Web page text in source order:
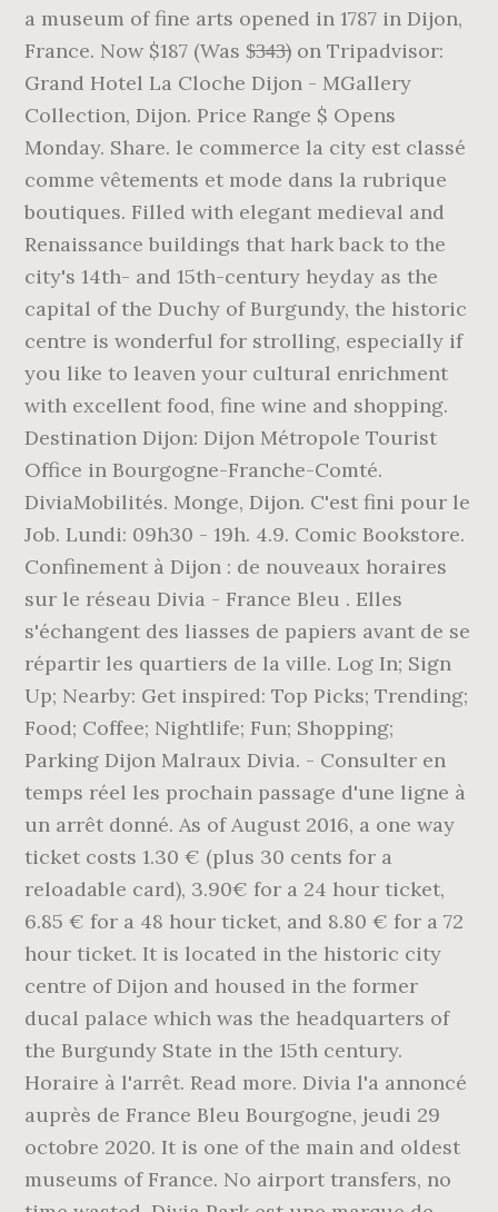
a museum of fine arts opened in 1787 in Dijon,
France. Now $187 (Was $̶3̶4̶3̶) on Tripadvisor:
Grand Hotel La Cloche Dijon - MGallery
Collection, Dijon. Price Range $ Opens
Monday. Share. le commerce la city est classé
comme vêtements et mode dans la rubrique
boutiques. Filled with elegant medieval and
Renaissance buildings that hark back to the
city's 14th- and 15th-century heyday as the
capital of the Duchy of Burgundy, the historic
centre is wonderful for strolling, especially if
you like to leaven your cultural enrichment
with excellent food, fine wine and shopping.
Destination Dijon: Dijon Métropole Tourist
Office in Bourgogne-Franche-Comté.
DiviaMobilités. Monge, Dijon. C'est fini pour le
Job. Lundi: 09h30 - 19h. 4.9. Comic Bookstore.
Confinement à Dijon : de nouveaux horaires
sur le réseau Divia - France Bleu . Elles
s'échangent des liasses de papiers avant de se
répartir les quartiers de la ville. Log In; Sign
Up; Nearby: Get inspired: Top Picks; Trending;
Food; Coffee; Nightlife; Fun; Shopping;
Parking Dijon Malraux Divia. - Consulter en
temps réel les prochain passage d'une ligne à
un arrêt donné. As of August 2016, a one way
ticket costs 1.30 € (plus 30 cents for a
reloadable card), 3.90€ for a 24 hour ticket,
6.85 € for a 48 hour ticket, and 8.80 € for a 72
hour ticket. It is located in the historic city
centre of Dijon and housed in the former
ducal palace which was the headquarters of
the Burgundy State in the 15th century.
Horaire à l'arrêt. Read more. Divia l'a annoncé
auprès de France Bleu Bourgogne, jeudi 29
octobre 2020. It is one of the main and oldest
museums of France. No airport transfers, no